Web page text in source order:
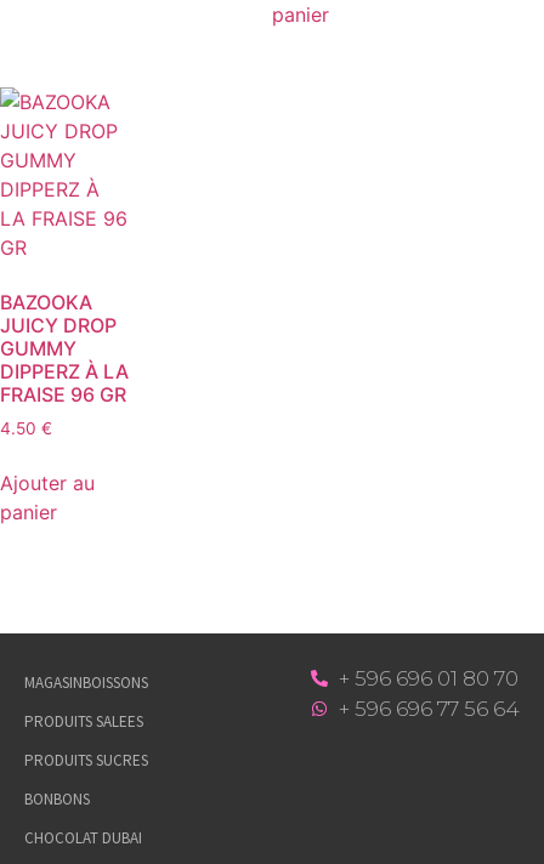
panier
BAZOOKA
JUICY DROP
GUMMY
DIPPERZ À LA
FRAISE 96 GR
4.50 €
Ajouter au
panier
MAGASINBOISSONS
PRODUITS SALEES
PRODUITS SUCRES
BONBONS
CHOCOLAT DUBAI
+ 596 696 01 80 70
+ 596 696 77 56 64